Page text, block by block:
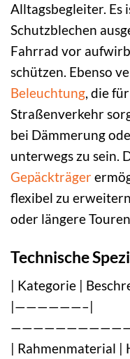
Alltagsbegleiter. Es
Schutzblechen
Fahrrad vor
schützen. Ebenso
Beleuchtung, die
Straßenverkehr
bei Dämmerung
unterwegs zu sein.
Gepäckträger
flexibel zu
oder längere
Technische
| Kategorie |
|——————–|
| Rahmenmaterial |